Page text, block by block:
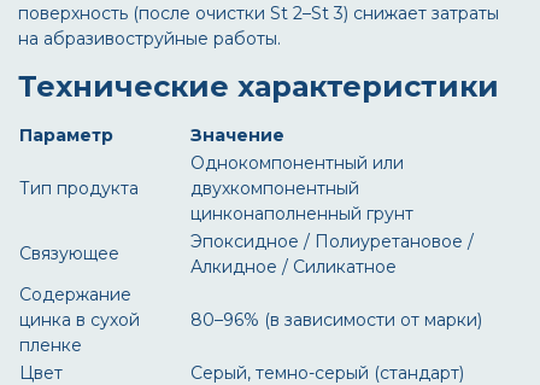
поверхность (после очистки St 2–St 3) снижает затраты
на абразивоструйные работы.
Технические характеристики
Параметр Значение
Тип продукта
Однокомпонентный или
двухкомпонентный
цинконаполненный грунт
Связующее
Эпоксидное / Полиуретановое /
Алкидное / Силикатное
Содержание
цинка в сухой
пленке
80–96% (в зависимости от марки)
Цвет
Серый, темно-серый (стандарт)